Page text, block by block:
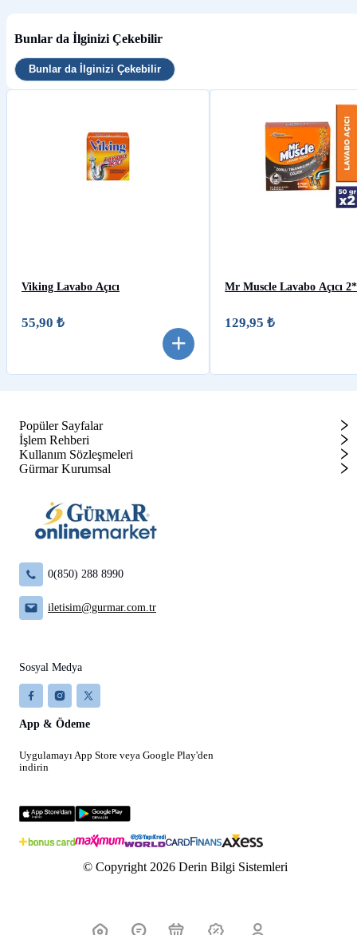
Bunlar da İlginizi Çekebilir
Bunlar da İlginizi Çekebilir
Viking Lavabo Açıcı
55,90 ₺
Mr Muscle Lavabo Açıcı
129,95 ₺
Popüler Sayfalar
İşlem Rehberi
Kullanım Sözleşmeleri
Gürmar Kurumsal
0(850) 288 8990
iletisim@gurmar.com.tr
Sosyal Medya
App & Ödeme
Uygulamayı App Store veya Google Play'den
indirin
© Copyright 2026 Derin Bilgi Sistemleri